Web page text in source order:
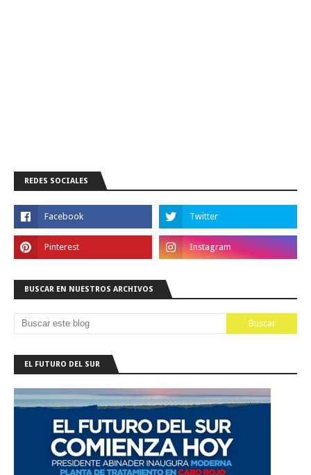
REDES SOCIALES
BUSCAR EN NUESTROS ARCHIVOS
EL FUTURO DEL SUR